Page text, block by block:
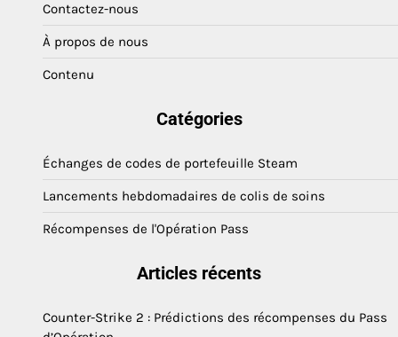
Contactez-nous
À propos de nous
Contenu
Catégories
Échanges de codes de portefeuille Steam
Lancements hebdomadaires de colis de soins
Récompenses de l'Opération Pass
Articles récents
Counter-Strike 2 : Prédictions des récompenses du Pass